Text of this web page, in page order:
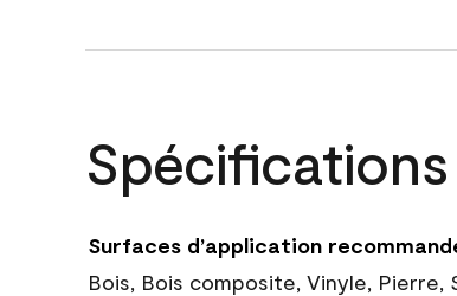
Spécifications
Surfaces d’application
Bois, Bois composite, Vinyle,